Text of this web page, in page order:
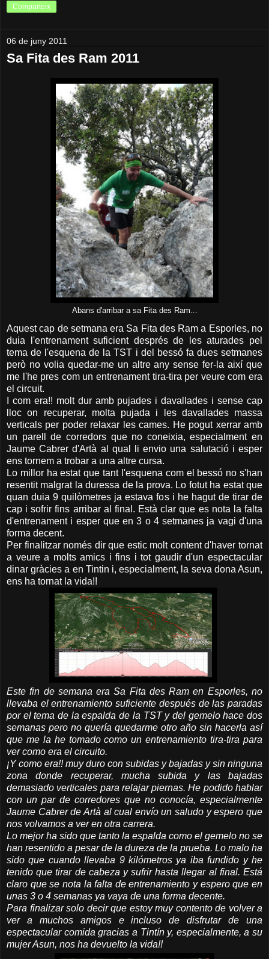
Comparteix
06 de juny 2011
Sa Fita des Ram 2011
Abans d'arribar a sa Fita des Ram...
Aquest cap de setmana era Sa Fita des Ram a Esporles, no
duia l'entrenament suficient després de les aturades pel
tema de l'esquena de la TST i del bessó fa dues setmanes
però no volia quedar-me un altre any sense fer-la així que
me l'he pres com un entrenament tira-tira per veure com era
el circuit.
I com era!! molt dur amb pujades i davallades i sense cap
lloc on recuperar, molta pujada i les davallades massa
verticals per poder relaxar les cames. He pogut xerrar amb
un parell de corredors que no coneixia, especialment en
Jaume Cabrer d'Artà al qual li envio una salutació i esper
ens tornem a trobar a una altre cursa.
Lo millor ha estat que tant l'esquena com el bessó no s'han
resentit malgrat la duressa de la prova. Lo fotut ha estat que
quan duia 9 quilòmetres ja estava fos i he hagut de tirar de
cap i sofrir fins arribar al final. Està clar que es nota la falta
d'entrenament i esper que en 3 o 4 setmanes ja vagi d'una
forma decent.
Per finalitzar només dir que estic molt content d'haver tornat
a veure a molts amics i fins i tot gaudir d'un espectacular
dinar gràcies a en Tintin i, especialment, la seva dona Asun,
ens ha tornat la vida!!
Este fin de semana era Sa Fita des Ram en Esporles, no
llevaba el entrenamiento suficiente después de las paradas
por el tema de la espalda de la TST y del gemelo hace dos
semanas pero no quería quedarme otro año sin hacerla así
que me la he tomado como un entrenamiento tira-tira para
ver como era el circuito.
¡Y como era!! muy duro con subidas y bajadas y sin ninguna
zona donde recuperar, mucha subida y las bajadas
demasiado verticales para relajar piernas. He podido hablar
con un par de corredores que no conocía, especialmente
Jaume Cabrer de Artà al cual envío un saludo y espero que
nos volvamos a ver en otra carrera.
Lo mejor ha sido que tanto la espalda como el gemelo no se
han resentido a pesar de la dureza de la prueba. Lo malo ha
sido que cuando llevaba 9 kilómetros ya iba fundido y he
tenido que tirar de cabeza y sufrir hasta llegar al final. Está
claro que se nota la falta de entrenamiento y espero que en
unas 3 o 4 semanas ya vaya de una forma decente.
Para finalizar solo decir que estoy muy contento de volver a
ver a muchos amigos e incluso de disfrutar de una
espectacular comida gracias a Tintín y, especialmente, a su
mujer Asun, nos ha devuelto la vida!!